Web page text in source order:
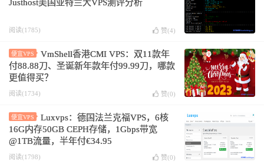
Justhost美国亚特兰大VPS测评分析
阅读(1785) 赞(4)
便宜VPS
VmShell香港CMI VPS：双11款年
付88.88刀、圣诞新年款年付99.99刀，哪款
更值得买？
阅读(1734) 赞(0)
便宜VPS
Luxvps：德国法兰克福VPS，6核
16G内存50GB CEPH存储，1Gbps带宽
@1TB流量，半年付€34.95
阅读(1798) 赞(0)